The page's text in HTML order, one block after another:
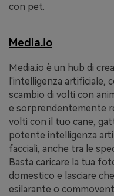
con pet.
Media.io
Media.io è un hub di
l'intelligenza artificiale,
scambio di volti con
e sorprendentemente
volti con il tuo cane,
potente intelligenza
facciali, anche tra le
Basta caricare la tua
domestico e lasciare
esilarante o